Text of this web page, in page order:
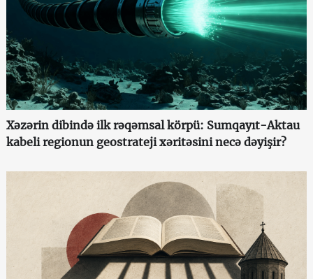
Xəzərin dibində ilk rəqəmsal körpü: Sumqayıt-Aktau
kabeli regionun geostrateji xəritəsini necə dəyişir?